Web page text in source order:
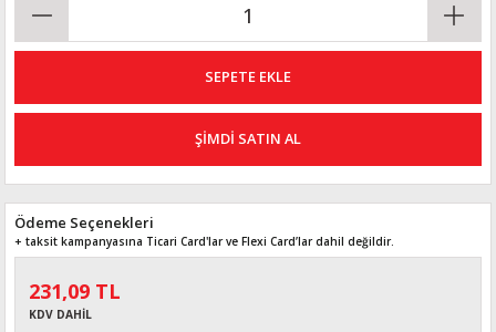
SEPETE EKLE
ŞİMDİ SATIN AL
Ödeme Seçenekleri
+ taksit kampanyasına Ticari Card'lar ve Flexi Card’lar dahil değildir.
231,09 TL
KDV DAHİL